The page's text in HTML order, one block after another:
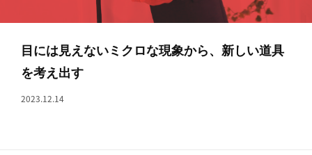
記
事
一
覧
へ
目には見えないミクロな現象から、新しい道具
を考え出す
2023.12.14